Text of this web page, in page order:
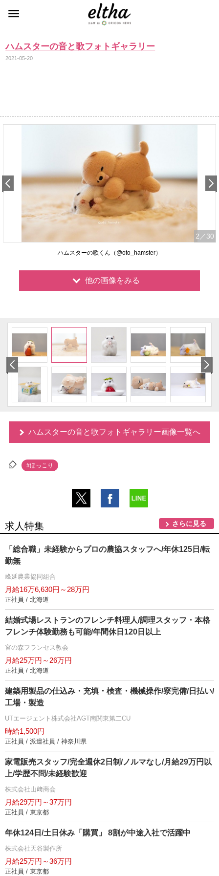
ハムスターの音と歌フォトギャラリー
2021-05-20
2 ／30
ハムスターの歌くん（@oto_hamster）
他の画像をみる
ハムスターの音と歌フォトギャラリー画像一覧へ
#ほっこり
求人特集 さらに見る
「総合職」未経験からプロの農協スタッフへ/年休125日/転
勤無
峰延農業協同組合
月給16万6,630円～28万円
正社員 / 北海道
結婚式場レストランのフレンチ料理人/調理スタッフ・本格
フレンチ体験勤務も可能/年間休日120日以上
宮の森フランセス教会
月給25万円～26万円
正社員 / 北海道
建築用製品の仕込み・充填・検査・機械操作/寮完備/日払い/
工場・製造
UTエージェント株式会社AGT南関東第二CU
時給1,500円
正社員 / 派遣社員 / 神奈川県
家電販売スタッフ/完全週休2日制/ノルマなし/月給29万円以
上/学歴不問/未経験歓迎
株式会社山﨑商会
月給29万円～37万円
正社員 / 東京都
年休124日/土日休み「購買」 8割が中途入社で活躍中
株式会社天谷製作所
月給25万円～36万円
正社員 / 東京都